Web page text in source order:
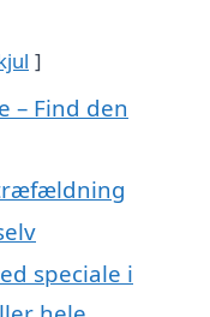
– Find den
speciale i